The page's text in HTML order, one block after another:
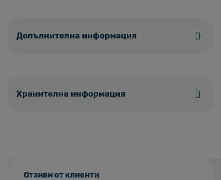
Допълнителна информация
Хранителна информация
Отзиви от клиенти